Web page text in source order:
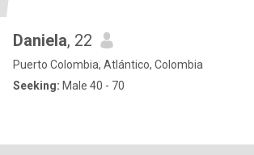
Daniela, 22
Puerto Colombia, Atlántico, Colombia
Seeking: Male 40 - 70